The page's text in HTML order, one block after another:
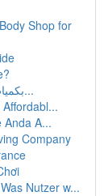
Shop for
Red Bull بكميات كبيرة في الأردن : دليل الش...
Anda A...
Company
Nutzer w...